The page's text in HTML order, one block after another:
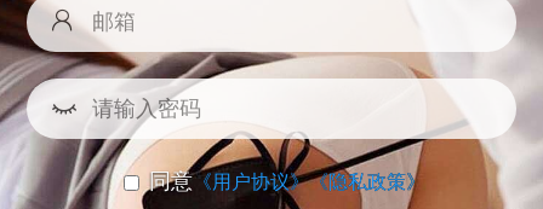
同意《用户协议》《隐私政策》